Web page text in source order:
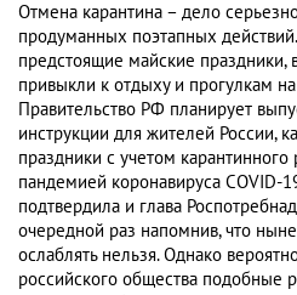
Отмена карантина – дело
продуманных поэтапных
предстоящие майские
привыкли к отдыху и прогулкам
Правительство РФ планирует
инструкции для жителей России,
праздники с учетом
пандемией коронавируса COVID-
подтвердила и глава
очередной раз напомнив, что
ослаблять нельзя. Однако
российского общества подобные